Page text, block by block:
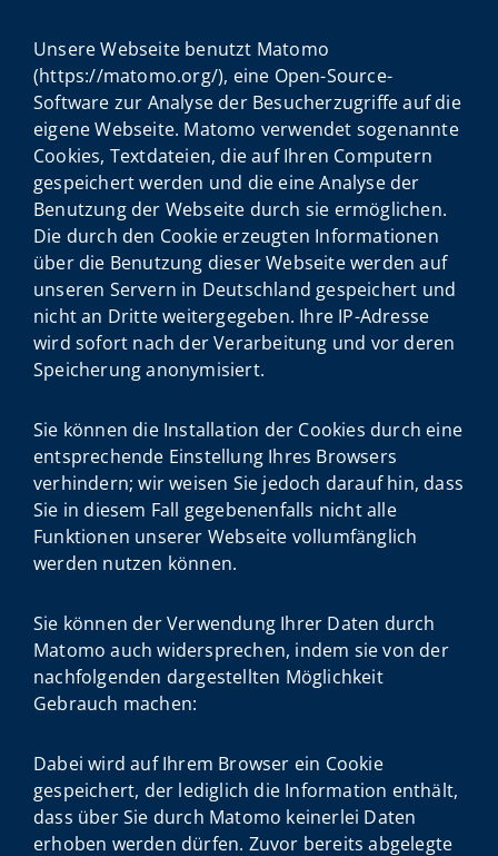
Unsere Webseite benutzt Matomo
(https://matomo.org/), eine Open-Source-
Software zur Analyse der Besucherzugriffe auf die
eigene Webseite. Matomo verwendet sogenannte
Cookies, Textdateien, die auf Ihren Computern
gespeichert werden und die eine Analyse der
Benutzung der Webseite durch sie ermöglichen.
Die durch den Cookie erzeugten Informationen
über die Benutzung dieser Webseite werden auf
unseren Servern in Deutschland gespeichert und
nicht an Dritte weitergegeben. Ihre IP-Adresse
wird sofort nach der Verarbeitung und vor deren
Speicherung anonymisiert.
Sie können die Installation der Cookies durch eine
entsprechende Einstellung Ihres Browsers
verhindern; wir weisen Sie jedoch darauf hin, dass
Sie in diesem Fall gegebenenfalls nicht alle
Funktionen unserer Webseite vollumfänglich
werden nutzen können.
Sie können der Verwendung Ihrer Daten durch
Matomo auch widersprechen, indem sie von der
nachfolgenden dargestellten Möglichkeit
Gebrauch machen:
Dabei wird auf Ihrem Browser ein Cookie
gespeichert, der lediglich die Information enthält,
dass über Sie durch Matomo keinerlei Daten
erhoben werden dürfen. Zuvor bereits abgelegte